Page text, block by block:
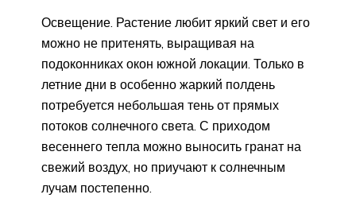
Освещение. Растение любит яркий свет и его
можно не притенять, выращивая на
подоконниках окон южной локации. Только в
летние дни в особенно жаркий полдень
потребуется небольшая тень от прямых
потоков солнечного света. С приходом
весеннего тепла можно выносить гранат на
свежий воздух, но приучают к солнечным
лучам постепенно.